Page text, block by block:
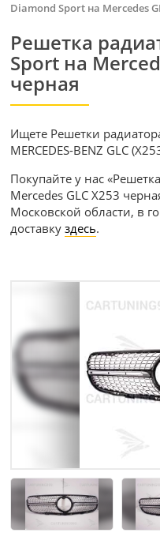
Diamond Sport на Mercedes
Решетка
Sport на
черная
Ищете Решетки
MERCEDES-BENZ GLC
Покупайте у нас
Mercedes GLC X253
Московской области, в
доставкуздесь.